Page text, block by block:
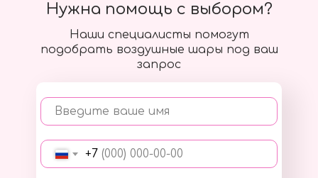
Наши специалисты помогут
подобрать воздушные шары под ваш
запрос
Введите ваше имя
+7
Нужна помощь с выбором?